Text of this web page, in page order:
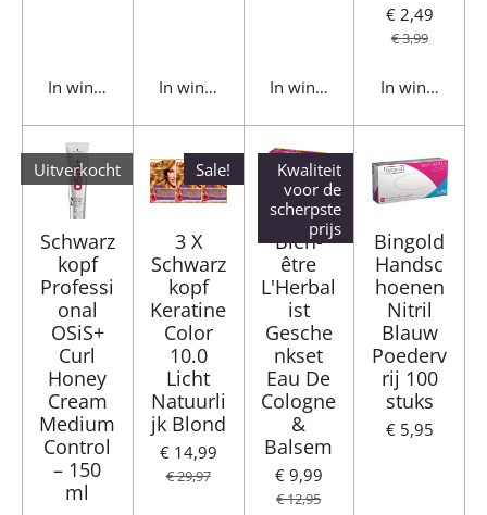
In winkelwagenIn winkelwagenIn winkelwagen
€ 2,49
€ 3,99
In
Uitverkocht
Schwarz
kopf
Professi
onal
OSiS+
Curl
Honey
Cream
Medium
Control
– 150
ml
Sale!
3 X
Schwarz
kopf
Keratine
Color
10.0
Licht
Natuurli
jk Blond
€ 14,99
€ 29,97
Kwaliteit
voor de
scherpste
prijs
Bien-
être
L'Herbal
ist
Gesche
nkset
Eau De
Cologne
&
Balsem
€ 9,99
€ 12,95
Bingold
Handsc
hoenen
Nitril
Blauw
Poederv
rij 100
stuks
€ 5,95